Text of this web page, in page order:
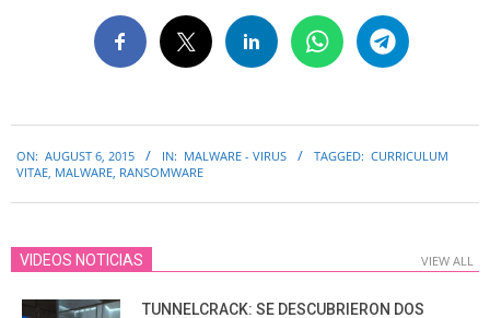
08-
ON: AUGUST 6, 2015 IN: MALWARE - VIRUS TAGGED: CURRICULUM
VITAE MALWARE RANSOMWARE
VIDEOS NOTICIAS VIEW ALL
TUNNELCRACK: SE DESCUBRIERON DOS